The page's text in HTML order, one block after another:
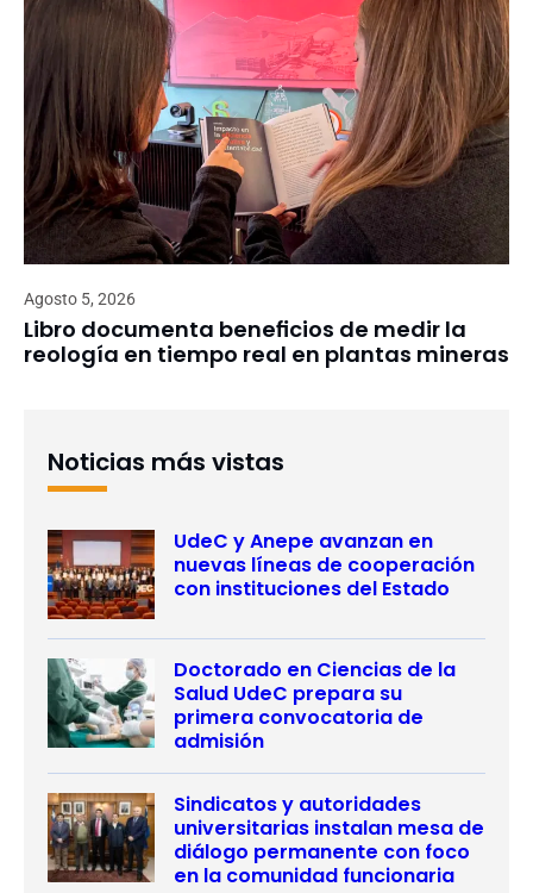
Agosto 5, 2026
Libro documenta beneficios de medir la
reología en tiempo real en plantas mineras
Noticias más vistas
UdeC y Anepe avanzan en
nuevas líneas de cooperación
con instituciones del Estado
Doctorado en Ciencias de la
Salud UdeC prepara su
primera convocatoria de
admisión
Sindicatos y autoridades
universitarias instalan mesa de
diálogo permanente con foco
en la comunidad funcionaria